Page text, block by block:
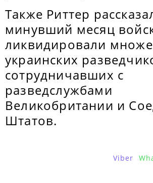
Также Риттер
минувший месяц
ликвидировали
украинских
сотрудничавших с
разведслужбами
Великобритании и
Штатов.
Viber